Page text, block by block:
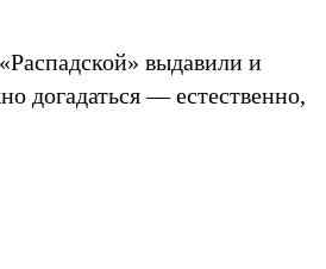
выдавили и
догадаться — естественно,